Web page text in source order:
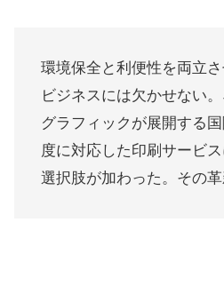
環境保全と利便性を両立
ビジネスには欠かせない
グラフィックが展開する
度に対応した印刷サービ
選択肢が加わった。その革